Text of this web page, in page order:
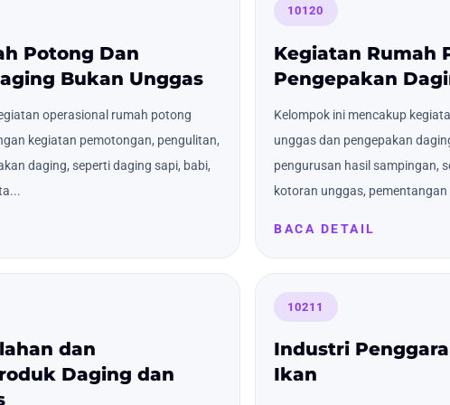
Potong Dan
Bukan Unggas
operasional rumah potong
kegiatan pemotongan, pengulitan,
daging, seperti daging sapi, babi,
10120
Kegiatan Rumah
Pengepakan
Kelompok ini mencakup
unggas dan pengepakan
pengurusan hasil sampingan,
kotoran unggas,
BACA DETAIL
dan
Daging dan
10211
Industri
Ikan